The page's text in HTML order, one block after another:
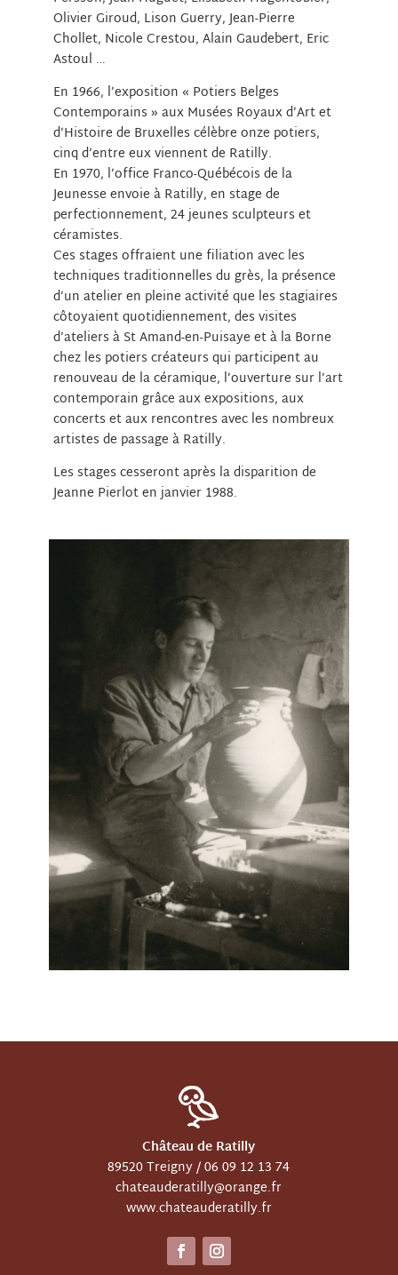
Olivier Giroud, Lison Guerry, Jean-Pierre
Chollet, Nicole Crestou, Alain Gaudebert, Eric
Astoul …
En 1966, l’exposition « Potiers Belges
Contemporains » aux Musées Royaux d’Art et
d’Histoire de Bruxelles célèbre onze potiers,
cinq d’entre eux viennent de Ratilly.
En 1970, l’office Franco-Québécois de la
Jeunesse envoie à Ratilly, en stage de
perfectionnement, 24 jeunes sculpteurs et
céramistes.
Ces stages offraient une filiation avec les
techniques traditionnelles du grès, la présence
d’un atelier en pleine activité que les stagiaires
côtoyaient quotidiennement, des visites
d’ateliers à St Amand-en-Puisaye et à la Borne
chez les potiers créateurs qui participent au
renouveau de la céramique, l’ouverture sur l’art
contemporain grâce aux expositions, aux
concerts et aux rencontres avec les nombreux
artistes de passage à Ratilly.
Les stages cesseront après la disparition de
Jeanne Pierlot en janvier 1988.
Château de Ratilly
89520 Treigny /06 09 12 13 74
chateauderatilly@orange.fr
www.chateauderatilly.fr